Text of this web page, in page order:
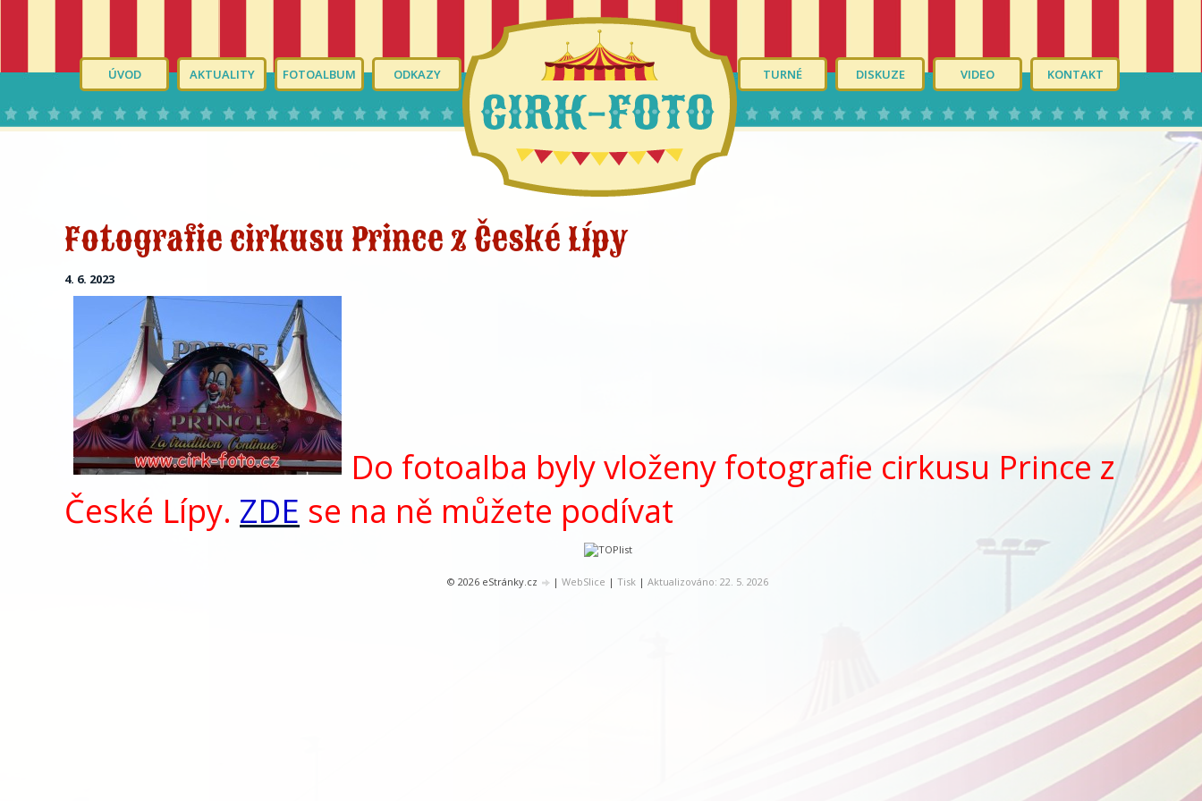
ÚVOD AKTUALITY FOTOALBUM ODKAZY TURNÉ DISKUZE VIDEO KONTAKT
Fotografie cirkusu Prince z České Lípy
4. 6. 2023
Do fotoalba byly vloženy fotografie cirkusu Prince z
České Lípy. ZDE se na ně můžete podívat
© 2026 eStránky.cz | WebSlice | Tisk | Aktualizováno: 22. 5. 2026